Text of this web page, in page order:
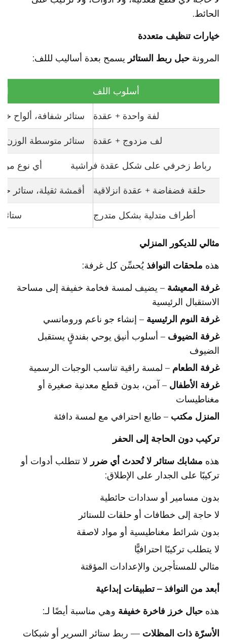
الحائط.
خيارات تنظيف متعددة
المرونة حبل ربط الستائر يسمح بعدة أساليب لللف:
أسلوب اللف
لفة واحدة + عقدة ستائر شفافة، ألواح
لف مزدوج + عقدة ستائر متوسطة
رباط زخرفي على شكل عقدة فراشية أي نوع من
حلقة فضفاضة + عقدة انزلاقية أقمشة ثقيلة، ستائر
أطراف متدلية بشكل متدرج
مثالي للديكور المنزلي
هذه ملحقات النوافذ يُحسِّن كل غرفة:
غرفة المعيشة – يضيف لمسة فخامة خفيفة إلى مساحة
الاستقبال الرئيسية
غرفة النوم الرئيسية – إنشاء جو ناعم ورومانسي
غرفة الضيوف – أسلوب أنيق يوحي بفندقٍ يستقبل
الضيوف
غرفة الطعام – لمسة راقية تناسب الوجبات الرسمية
غرفة الأطفال – آمن، بدون قطع معدنية صغيرة أو
مغناطيسات
المنزل مكتب – طابع احترافي مع لمسة دافئة
تركيب دون الحاجة إلى الحفر
هذه مشابك ستائر لا تُحدث أي ضرر لا تتطلب أدوات أو
تركيبًا على الجدار على الإطلاق:
بدون مسامير أو سدادات حائطية
لا حاجة إلى خطافات أو حلقات للستائر
بدون شرائط مغناطيسية أو مواد لاصقة
لا يتطلب تركيبًا احترافيًّا
مثالي للمستأجرين والإعدادات المؤقتة
أبعد من النوافذ – تطبيقات إبداعية
هذه حبال خرز فاخرة خفيفة وهي مناسبة أيضًا لـ:
الأسرّة ذات المظلات — ربط ستائر السرير أو شبكات